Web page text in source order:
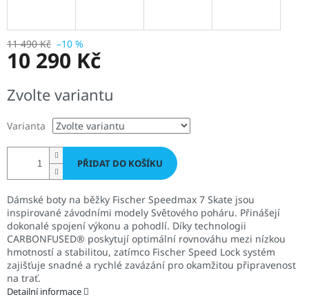
11 490 Kč –10 %
10 290 Kč
cena:
Zvolte variantu
Varianta
PŘIDAT DO KOŠÍKU
Dámské boty na běžky Fischer Speedmax 7 Skate jsou
inspirované závodními modely Světového poháru. Přinášejí
dokonalé spojení výkonu a pohodlí. Díky technologii
CARBONFUSED® poskytují optimální rovnováhu mezi nízkou
hmotností a stabilitou, zatímco Fischer Speed Lock systém
zajišťuje snadné a rychlé zavázání pro okamžitou připravenost
na trať.
Detailní informace